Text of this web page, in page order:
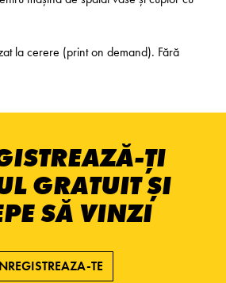
la cerere (print on demand). Fără
ȚI
GRATUIT ȘI
SĂ VINZI
TE